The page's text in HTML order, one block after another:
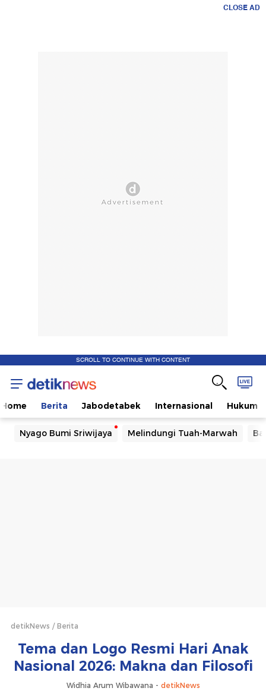
CLOSE AD
SCROLL TO CONTINUE WITH CONTENT
Home Berita Jabodetabek Internasional Hukum
Nyago Bumi Sriwijaya Melindungi Tuah-Marwah
detikNews Berita
Tema dan Logo Resmi Hari Anak
Nasional 2026: Makna dan Filosofi
Widhia Arum Wibawana - detikNews